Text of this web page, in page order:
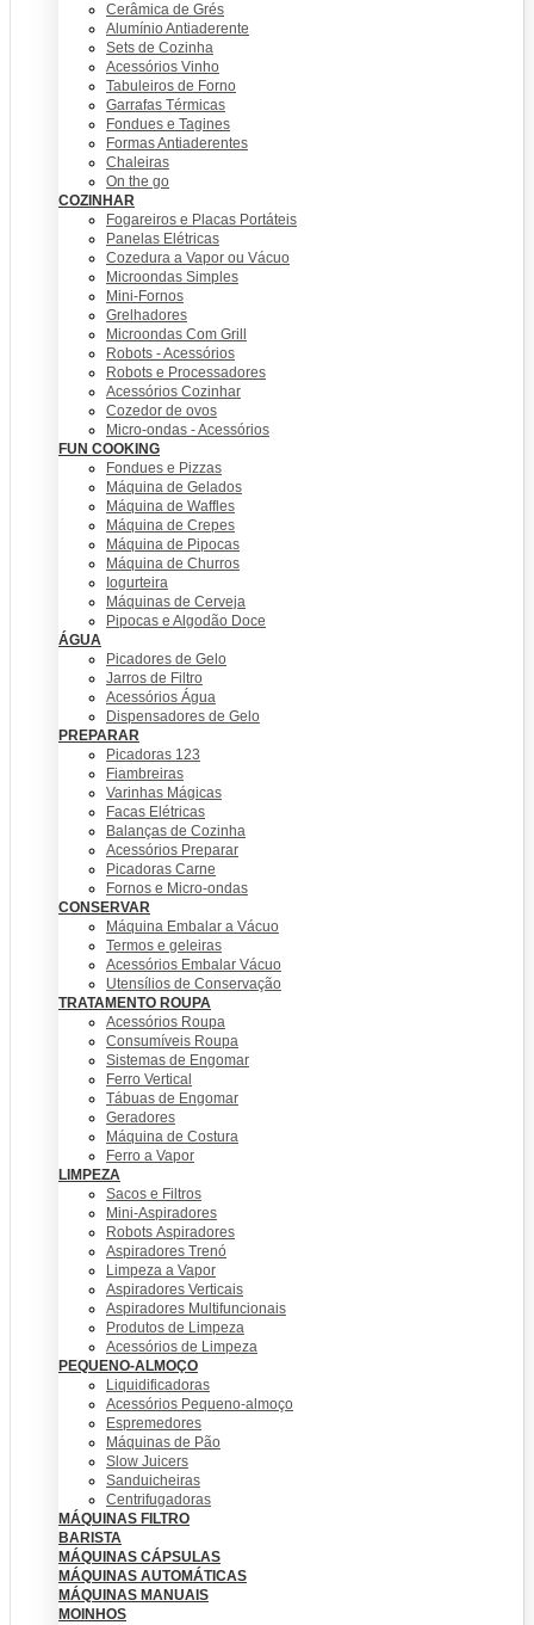
Cerâmica de Grés
Alumínio Antiaderente
Sets de Cozinha
Acessórios Vinho
Tabuleiros de Forno
Garrafas Térmicas
Fondues e Tagines
Formas Antiaderentes
Chaleiras
On the go
COZINHAR
Fogareiros e Placas Portáteis
Panelas Elétricas
Cozedura a Vapor ou Vácuo
Microondas Simples
Mini-Fornos
Grelhadores
Microondas Com Grill
Robots - Acessórios
Robots e Processadores
Acessórios Cozinhar
Cozedor de ovos
Micro-ondas - Acessórios
FUN COOKING
Fondues e Pizzas
Máquina de Gelados
Máquina de Waffles
Máquina de Crepes
Máquina de Pipocas
Máquina de Churros
Iogurteira
Máquinas de Cerveja
Pipocas e Algodão Doce
ÁGUA
Picadores de Gelo
Jarros de Filtro
Acessórios Água
Dispensadores de Gelo
PREPARAR
Picadoras 123
Fiambreiras
Varinhas Mágicas
Facas Elétricas
Balanças de Cozinha
Acessórios Preparar
Picadoras Carne
Fornos e Micro-ondas
CONSERVAR
Máquina Embalar a Vácuo
Termos e geleiras
Acessórios Embalar Vácuo
Utensílios de Conservação
TRATAMENTO ROUPA
Acessórios Roupa
Consumíveis Roupa
Sistemas de Engomar
Ferro Vertical
Tábuas de Engomar
Geradores
Máquina de Costura
Ferro a Vapor
LIMPEZA
Sacos e Filtros
Mini-Aspiradores
Robots Aspiradores
Aspiradores Trenó
Limpeza a Vapor
Aspiradores Verticais
Aspiradores Multifuncionais
Produtos de Limpeza
Acessórios de Limpeza
PEQUENO-ALMOÇO
Liquidificadoras
Acessórios Pequeno-almoço
Espremedores
Máquinas de Pão
Slow Juicers
Sanduicheiras
Centrifugadoras
MÁQUINAS FILTRO
BARISTA
MÁQUINAS CÁPSULAS
MÁQUINAS AUTOMÁTICAS
MÁQUINAS MANUAIS
MOINHOS